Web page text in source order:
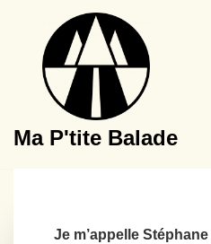
contenu
Ma P'tite Balade
Je m’appelle